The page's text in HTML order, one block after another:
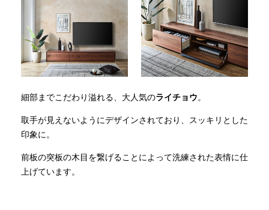
細部までこだわり溢れる、大人気のライチョウ。
取手が見えないようにデザインされており、スッキリとした
印象に。
前板の突板の木目を繋げることによって洗練された表情に仕
上げています。